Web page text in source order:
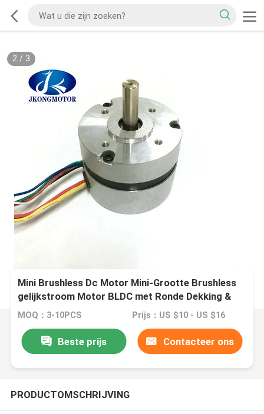
2/ 3
Mini Brushless Dc Motor Mini-Grootte Brushless
gelijkstroom Motor BLDC met Ronde Dekking &
8mm Ronde Schacht
MOQ：3-10PCS Prijs：US $10 - US $16
Beste prijs Contacteer ons
PRODUCTOMSCHRIJVING